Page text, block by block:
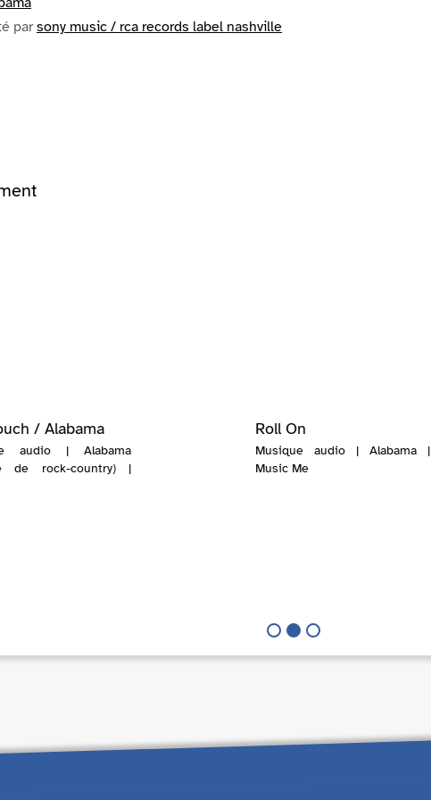
parsony music / rca records label nashville
Roll On
Musique audio | Alabama |
Music Me
/ Alabama
audio | Alabama
de rock-country) |